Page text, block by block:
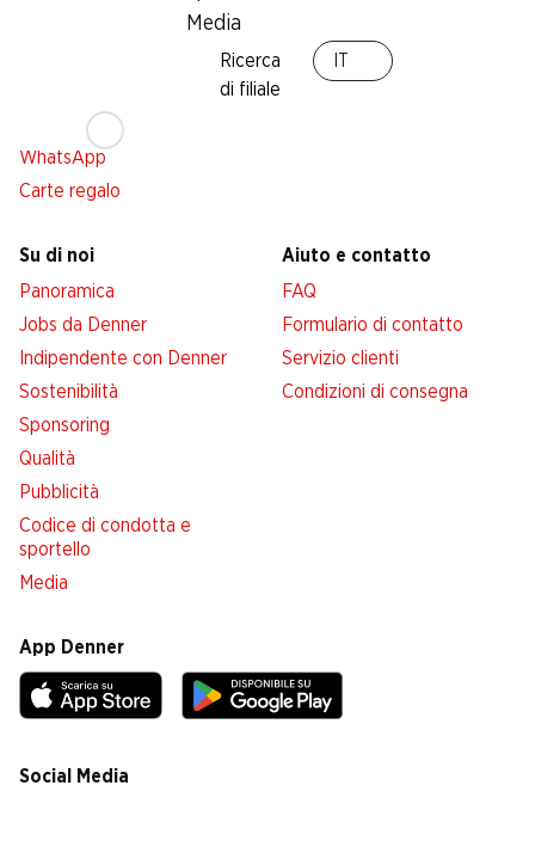
Media
Ricerca
di filiale
Newsletter
WhatsApp
Carte regalo
Su di noi
Panoramica
Jobs da Denner
Indipendente con Denner
Sostenibilità
Sponsoring
Qualità
Pubblicità
Codice di condotta e
sportello
Media
Aiuto e contatto
FAQ
Formulario di contatto
Servizio clienti
Condizioni di consegna
App Denner
Social Media